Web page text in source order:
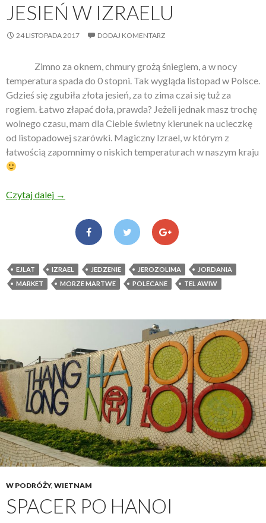
JESIEŃ W IZRAELU
24 LISTOPADA 2017 DODAJ KOMENTARZ
Zimno za oknem, chmury grożą śniegiem, a w nocy
temperatura spada do 0 stopni. Tak wygląda listopad w Polsce.
Gdzieś się zgubiła złota jesień, za to zima czai się tuż za
rogiem. Łatwo złapać doła, prawda? Jeżeli jednak masz trochę
wolnego czasu, mam dla Ciebie świetny kierunek na ucieczkę
od listopadowej szarówki. Magiczny Izrael, w którym z
łatwością zapomnimy o niskich temperaturach w naszym kraju
Czytaj dalej Jesień w Izraelu
→
EJLAT IZRAEL JEDZENIE JEROZOLIMA
JORDANIA
MARKET
MORZE MARTWE POLECANE TEL AWIW
W PODRÓŻY, WIETNAM
SPACER PO HANOI